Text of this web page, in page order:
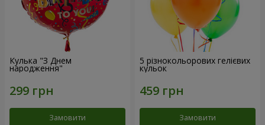
Кулька "З Днем
народження"
Замовити
5 різнокольорових гелієвих
кульок
Замовити